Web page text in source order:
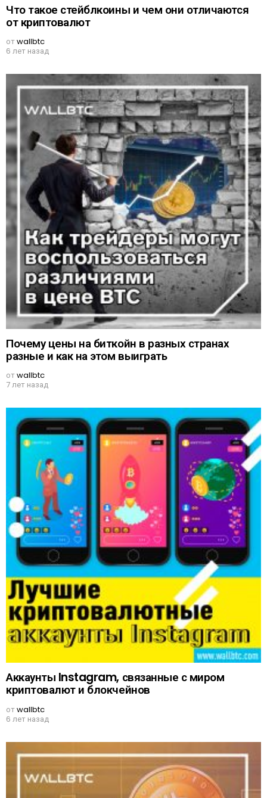
Что такое стейблкоины и чем они отличаются
от криптовалют
отwallbtc
6 лет назад
Почему цены на биткойн в разных странах
разные и как на этом выиграть
отwallbtc
7 лет назад
Аккаунты Instagram, связанные с миром
криптовалют и блокчейнов
отwallbtc
6 лет назад